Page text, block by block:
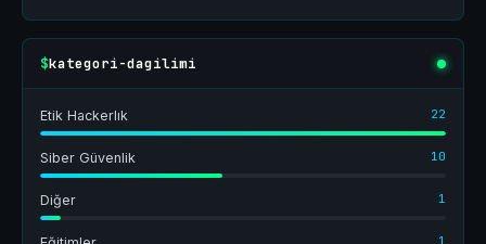
$kategori-dagilimi
Etik Hackerlık 22
Siber Güvenlik 10
Diğer 1